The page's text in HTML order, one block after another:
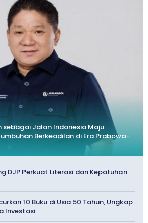
sebagai Jalan Indonesia Maju:
Berkeadilan di Era Prabowo-
DJP Perkuat Literasi dan Kepatuhan
10 Buku di Usia 50 Tahun, Ungkap
Investasi